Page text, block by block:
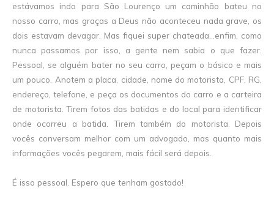
estávamos indo para São Lourenço um caminhão bateu no
nosso carro, mas graças a Deus não aconteceu nada grave, os
dois estavam devagar. Mas fiquei super chateada...enfim, como
nunca passamos por isso, a gente nem sabia o que fazer.
Pessoal, se alguém bater no seu carro, peçam o básico e mais
um pouco. Anotem a placa, cidade, nome do motorista, CPF, RG,
endereço, telefone, e peça os documentos do carro e a carteira
de motorista. Tirem fotos das batidas e do local para identificar
onde ocorreu a batida. Tirem também do motorista. Depois
vocês conversam melhor com um advogado, mas quanto mais
informações vocês pegarem, mais fácil será depois.
É isso pessoal. Espero que tenham gostado!